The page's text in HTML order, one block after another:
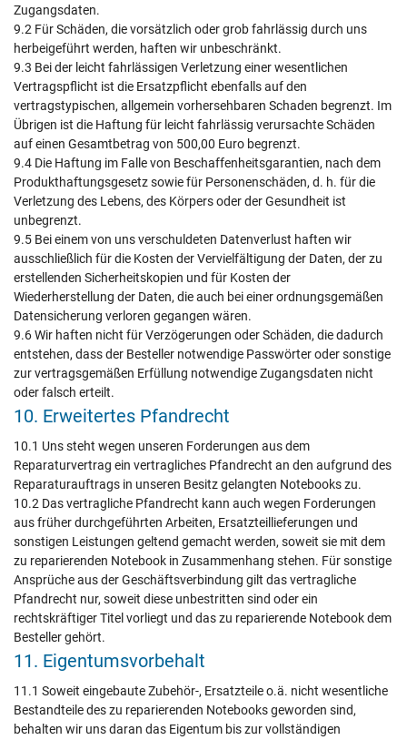
Zugangsdaten.
9.2 Für Schäden, die vorsätzlich oder grob fahrlässig durch uns
herbeigeführt werden, haften wir unbeschränkt.
9.3 Bei der leicht fahrlässigen Verletzung einer wesentlichen
Vertragspflicht ist die Ersatzpflicht ebenfalls auf den
vertragstypischen, allgemein vorhersehbaren Schaden begrenzt. Im
Übrigen ist die Haftung für leicht fahrlässig verursachte Schäden
auf einen Gesamtbetrag von 500,00 Euro begrenzt.
9.4 Die Haftung im Falle von Beschaffenheitsgarantien, nach dem
Produkthaftungsgesetz sowie für Personenschäden, d. h. für die
Verletzung des Lebens, des Körpers oder der Gesundheit ist
unbegrenzt.
9.5 Bei einem von uns verschuldeten Datenverlust haften wir
ausschließlich für die Kosten der Vervielfältigung der Daten, der zu
erstellenden Sicherheitskopien und für Kosten der
Wiederherstellung der Daten, die auch bei einer ordnungsgemäßen
Datensicherung verloren gegangen wären.
9.6 Wir haften nicht für Verzögerungen oder Schäden, die dadurch
entstehen, dass der Besteller notwendige Passwörter oder sonstige
zur vertragsgemäßen Erfüllung notwendige Zugangsdaten nicht
oder falsch erteilt.
10. Erweitertes Pfandrecht
10.1 Uns steht wegen unseren Forderungen aus dem
Reparaturvertrag ein vertragliches Pfandrecht an den aufgrund des
Reparaturauftrags in unseren Besitz gelangten Notebooks zu.
10.2 Das vertragliche Pfandrecht kann auch wegen Forderungen
aus früher durchgeführten Arbeiten, Ersatzteillieferungen und
sonstigen Leistungen geltend gemacht werden, soweit sie mit dem
zu reparierenden Notebook in Zusammenhang stehen. Für sonstige
Ansprüche aus der Geschäftsverbindung gilt das vertragliche
Pfandrecht nur, soweit diese unbestritten sind oder ein
rechtskräftiger Titel vorliegt und das zu reparierende Notebook dem
Besteller gehört.
11. Eigentumsvorbehalt
11.1 Soweit eingebaute Zubehör-, Ersatzteile o.ä. nicht wesentliche
Bestandteile des zu reparierenden Notebooks geworden sind,
behalten wir uns daran das Eigentum bis zur vollständigen